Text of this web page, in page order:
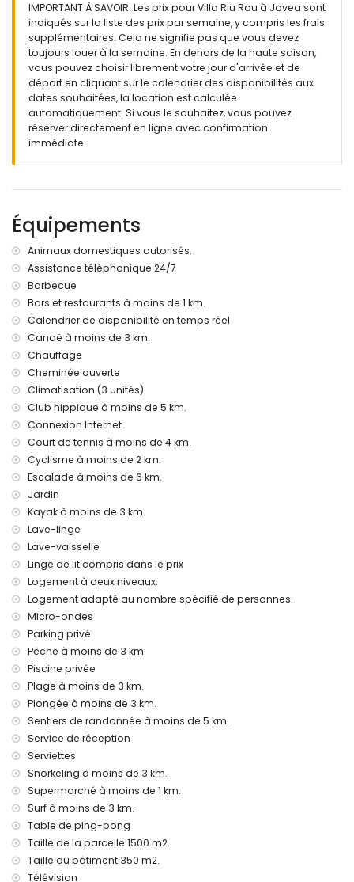
ventilateur
2 chambres, chacune avec 2 lits simples (mesurant 200 par
90cm) et ventilateur
chambre avec climatisation et 2 lits simples (mesurant 200
par 90cm)
salle de bains en suite avec double lavabo, douche et
toilette
salle de bains avec double lavabo, baignoire/douche
combinée et toilette
salle de bains avec lavabo simple, douche et toilette
chambre avec 4 lits simples (mesurant 200 par 90cm) et
Extérieur de la villa
grand terrain clos
piscine privée mesurant 10m x 5m et profondeur de 2m
beau jardin avec pelouse, arbres et mobilier de jardin avec
chaises longues
2 terrasses, dont 1 couverte
cuisine extérieure et barbecue
coin salon extérieur et coin repas extérieur
4 places de parking privées et clôturées
terrasse sur le toit
Informations supplémentaires
ville la plus proche : Jávea (à moins de 1000 mètres de la
villa)
rivière ou bord de l'eau le plus proche : Mer Méditerranée (à
moins de 3 kilomètres de la villa)
plage la plus proche : Playa de La Grava (à moins de 3
kilomètres de la villa)
port le plus proche : Puerto de Jávea (à moins de 4
kilomètres de la villa)
parc le plus proche : Plaza Parque Reina Sofia (à moins de
2 kilomètres de la villa)
aéroport le plus proche : Alicante (à moins de 100
kilomètres de la villa)
deuxième aéroport le plus proche : Valence (> 100
kilomètres)
transports publics à proximité : bus à moins de 1000 mètres
animaux domestiques autorisés
L'hébergement est très adapté pour les familles avec
enfants
Installations et services inclus dans le prix de location de la
villa
internet (fibre optique)
fer et planche à repasser
linge de lit et serviettes
service de réception et service d'urgence 24h/24
chauffage central et climatisation
Installations et services avec supplément
IMPORTANT À SAVOIR: Les prix pour Villa Riu Rau à Javea sont
indiqués sur la liste des prix par semaine, y compris les frais
supplémentaires. Cela ne signifie pas que vous devez
toujours louer à la semaine. En dehors de la haute saison,
vous pouvez choisir librement votre jour d'arrivée et de
départ en cliquant sur le calendrier des disponibilités aux
dates souhaitées, la location est calculée
automatiquement. Si vous le souhaitez, vous pouvez
réserver directement en ligne avec confirmation
immédiate.
Équipements
Animaux domestiques autorisés.
Assistance téléphonique 24/7
Barbecue
Bars et restaurants à moins de 1 km.
Calendrier de disponibilité en temps réel
Canoë à moins de 3 km.
Chauffage
Cheminée ouverte
Climatisation (3 unités)
Club hippique à moins de 5 km.
Connexion Internet
Court de tennis à moins de 4 km.
Cyclisme à moins de 2 km.
Escalade à moins de 6 km.
Jardin
Kayak à moins de 3 km.
Lave-linge
Lave-vaisselle
Linge de lit compris dans le prix
Logement à deux niveaux.
Logement adapté au nombre spécifié de personnes.
Micro-ondes
Parking privé
Pêche à moins de 3 km.
Piscine privée
Plage à moins de 3 km.
Plongée à moins de 3 km.
Sentiers de randonnée à moins de 5 km.
Service de réception
Serviettes
Snorkeling à moins de 3 km.
Supermarché à moins de 1 km.
Surf à moins de 3 km.
Table de ping-pong
Taille de la parcelle 1500 m2.
Taille du bâtiment 350 m2.
Télévision